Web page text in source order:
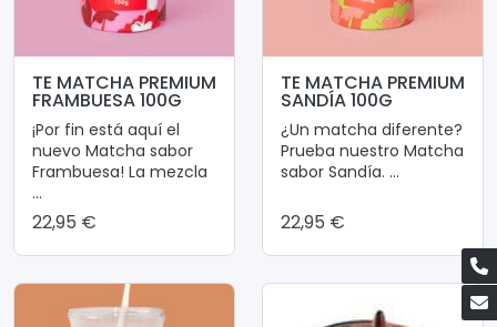
TE MATCHA PREMIUM
FRAMBUESA 100G
¡Por fin está aquí el
nuevo Matcha sabor
Frambuesa! La mezcla
...
22,95 €
TE MATCHA PREMIUM
SANDÍA 100G
¿Un matcha diferente?
Prueba nuestro Matcha
sabor Sandía. ...
22,95 €